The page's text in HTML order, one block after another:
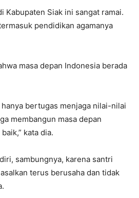
Kabupaten Siak ini sangat ramai.
pendidikan agamanya
masa depan Indonesia berada
bertugas menjaga nilai-nilai
membangun masa depan
kata dia.
sambungnya, karena santri
terus berusaha dan tidak